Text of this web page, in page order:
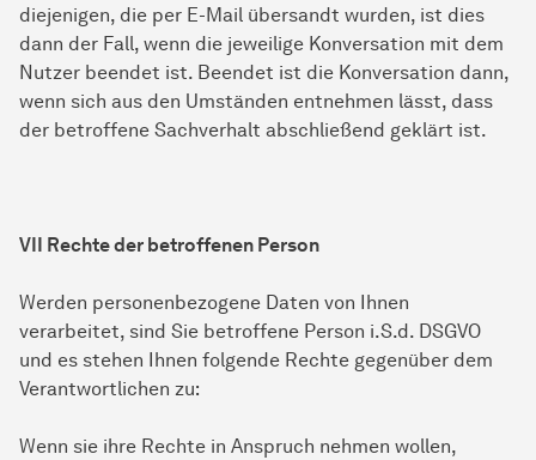
diejenigen, die per E-Mail übersandt wurden, ist dies
dann der Fall, wenn die jeweilige Konversation mit dem
Nutzer beendet ist. Beendet ist die Konversation dann,
wenn sich aus den Umständen entnehmen lässt, dass
der betroffene Sachverhalt abschließend geklärt ist.
VII Rechte der betroffenen Person
Werden personenbezogene Daten von Ihnen
verarbeitet, sind Sie betroffene Person i.S.d. DSGVO
und es stehen Ihnen folgende Rechte gegenüber dem
Verantwortlichen zu:
Wenn sie ihre Rechte in Anspruch nehmen wollen,